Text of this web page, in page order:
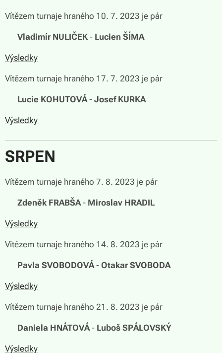
Vítězem turnaje hraného 10. 7. 2023 je pár
Vladimír NULIČEK- Lucien ŠÍMA
Výsledky
Vítězem turnaje hraného 17. 7. 2023 je pár
Lucie KOHUTOVÁ- Josef KURKA
Výsledky
SRPEN
Vítězem turnaje hraného 7. 8. 2023 je pár
Zdeněk FRABŠA- Miroslav HRADIL
Výsledky
Vítězem turnaje hraného 14. 8. 2023 je pár
Pavla SVOBODOVÁ- Otakar SVOBODA
Výsledky
Vítězem turnaje hraného 21. 8. 2023 je pár
Daniela HNÁTOVÁ- Luboš SPÁLOVSKÝ
Výsledky